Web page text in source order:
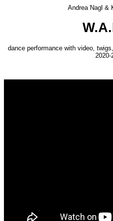
Andrea Nagl &
dance performance with video,
2020-